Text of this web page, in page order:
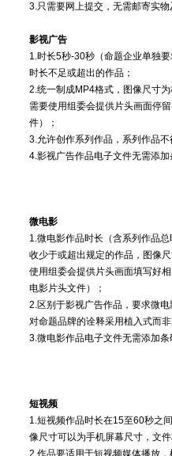
3.只需要网上提交，无需邮寄实物
影视广告
1.时长5秒-30秒（命题企业单独
时长不足或超出的作品；
2.统一制成MP4格式，图像尺寸
需要使用组委会提供片头画面停
件）；
3.允许创作系列作品，系列作品不
4.影视广告作品电子文件无需添加
微电影
1.微电影作品时长（含系列作品
收少于或超出规定的作品，图像
使用组委会提供片头画面填写好
电影片头文件）；
2.区别于影视广告作品，要求微
对命题品牌的诠释采用植入式而
3.微电影作品电子文件无需添加条
短视频
1.短视频作品时长在15至60秒之
像尺寸可以为手机屏幕尺寸，文
2.作品要适用于短视频媒体播放，